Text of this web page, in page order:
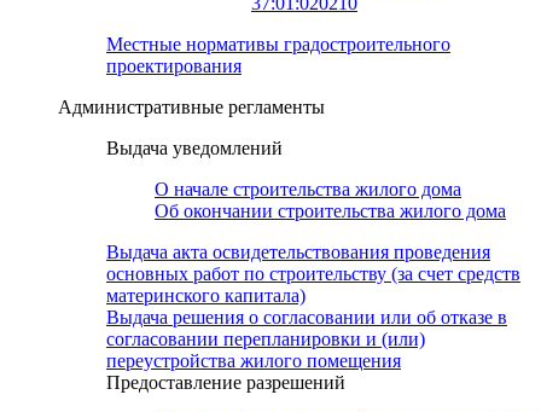
Местные нормативы градостроительного
проектирования
Административные регламенты
Выдача уведомлений
О начале строительства жилого дома
Об окончании строительства жилого дома
Выдача акта освидетельствования проведения
основных работ по строительству (за счет средств
материнского капитала)
Выдача решения о согласовании или об отказе в
согласовании перепланировки и (или)
переустройства жилого помещения
Предоставление разрешений